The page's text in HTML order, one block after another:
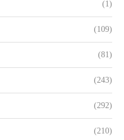
(1)
(109)
(81)
(243)
(292)
(210)